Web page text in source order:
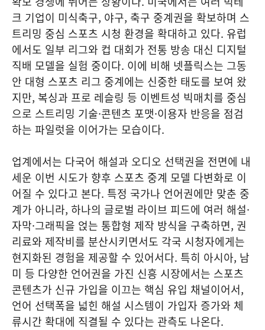
크 기업이 미식축구, 야구, 축구 중계권을 확보하며 스
트리밍 중심 스포츠 시청 환경을 확대하고 있다. 유럽
에서도 일부 리그와 컵 대회가 전통 방송 대신 디지털
직배 모델을 실험 중이다. 이에 비해 넷플릭스는 그동
안 대형 스포츠 리그 중계에는 신중한 태도를 보여 왔
지만, 복싱과 프로 레슬링 등 이벤트성 빅매치를 중심
으로 스트리밍 기술·콘텐츠 포맷·이용자 반응을 점검
하는 파일럿을 이어가는 모습이다.
업계에서는 다국어 해설과 오디오 선택권을 전면에 내
세운 이번 시도가 향후 스포츠 중계 모델 다변화로 이
어질 수 있다고 본다. 특정 국가나 언어권에만 맞춘 중
계가 아니라, 하나의 글로벌 라이브 피드에 여러 해설·
자막·그래픽을 얹는 통합형 제작 방식을 구축하면, 권
리료와 제작비를 분산시키면서도 각국 시청자에게는
현지화된 경험을 제공할 수 있어서다. 특히 아시아, 남
미 등 다양한 언어권을 가진 신흥 시장에서는 스포츠
콘텐츠가 신규 가입을 이끄는 핵심 유입 채널이어서,
언어 선택폭을 넓힌 해설 시스템이 가입자 증가와 체
류시간 확대에 직결될 수 있다는 관측도 나온다.